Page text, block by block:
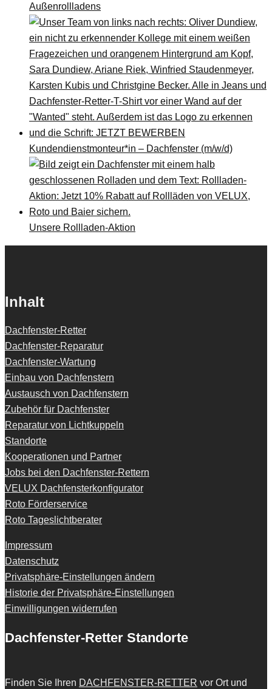
Außenrollladens
Kundendienstmonteur*in – Dachfenster (m/w/d)
Unsere Rollladen-Aktion
Inhalt
Dachfenster-Retter
Dachfenster-Reparatur
Dachfenster-Wartung
Einbau von Dachfenstern
Austausch von Dachfenstern
Zubehör für Dachfenster
Reparatur von Lichtkuppeln
Standorte
Kooperationen und Partner
Jobs bei den Dachfenster-Rettern
VELUX Dachfensterkonfigurator
Roto Förderservice
Roto Tageslichtberater
Impressum
Datenschutz
Privatsphäre-Einstellungen ändern
Historie der Privatsphäre-Einstellungen
Einwilligungen widerrufen
Dachfenster-Retter Standorte
Finden Sie Ihren DACHFENSTER-RETTER vor Ort und